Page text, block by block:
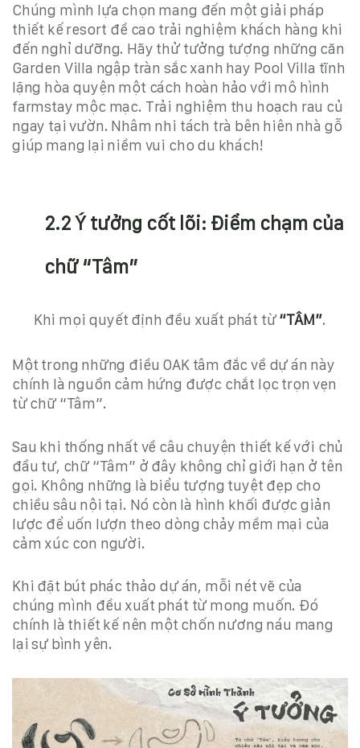
Chúng mình lựa chọn mang đến một giải pháp
thiết kế resort đề cao trải nghiệm khách hàng khi
đến nghỉ dưỡng. Hãy thử tưởng tượng những căn
Garden Villa ngập tràn sắc xanh hay Pool Villa tĩnh
lặng hòa quyện một cách hoàn hảo với mô hình
farmstay mộc mạc. Trải nghiệm thu hoạch rau củ
ngay tại vườn. Nhâm nhi tách trà bên hiên nhà gỗ
giúp mang lại niềm vui cho du khách!
2.2 Ý tưởng cốt lõi: Điểm chạm của
chữ “Tâm”
Khi mọi quyết định đều xuất phát từ“TÂM”.
Một trong những điều OAK tâm đắc về dự án này
chính là nguồn cảm hứng được chắt lọc trọn vẹn
từ chữ “Tâm”.
Sau khi thống nhất về câu chuyện thiết kế với chủ
đầu tư, chữ “Tâm” ở đây không chỉ giới hạn ở tên
gọi. Không những là biểu tượng tuyệt đẹp cho
chiều sâu nội tại. Nó còn là hình khối được giản
lược để uốn lượn theo dòng chảy mềm mại của
cảm xúc con người.
Khi đặt bút phác thảo dự án, mỗi nét vẽ của
chúng mình đều xuất phát từ mong muốn. Đó
chính là thiết kế nên một chốn nương náu mang
lại sự bình yên.